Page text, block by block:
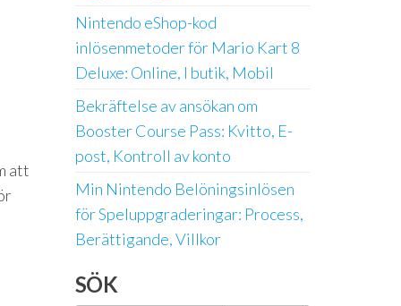
att
Nintendo eShop-kod
inlösenmetoder för Mario Kart 8
Deluxe: Online, I butik, Mobil
Bekräftelse av ansökan om
Booster Course Pass: Kvitto, E-
post, Kontroll av konto
Min Nintendo Belöningsinlösen
för Speluppgraderingar: Process,
Berättigande, Villkor
SÖK